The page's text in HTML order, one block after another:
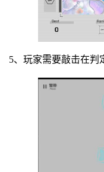
5、玩家需要敲击在判